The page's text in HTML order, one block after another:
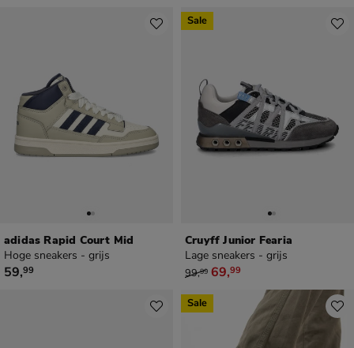
adidas Rapid Court Mid
Hoge sneakers - grijs
€ 59,99
59,99
Cruyff Junior Fearia
Lage sneakers - grijs
van € 99,99 voor € 69,99
99,99 69,99
Sale
Sale